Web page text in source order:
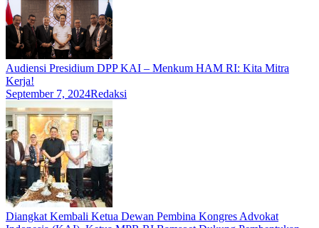
Audiensi Presidium DPP KAI – Menkum HAM RI: Kita Mitra
Kerja!
September 7, 2024Redaksi
Diangkat Kembali Ketua Dewan Pembina Kongres Advokat